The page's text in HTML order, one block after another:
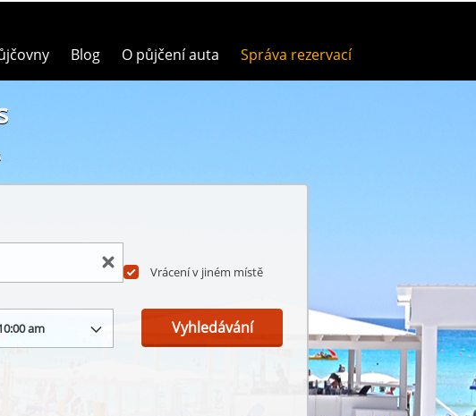
Blog O půjčení auta Správa rezervací
Vrácení v jiném místě
Vyhledávání